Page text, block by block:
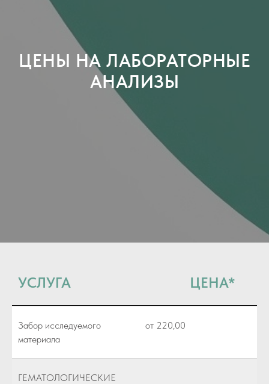
ЦЕНЫ НА ЛАБОРАТОРНЫЕ
АНАЛИЗЫ
УСЛУГА ЦЕНА*
Забор исследуемого
материала
от 220,00
ГЕМАТОЛОГИЧЕСКИЕ